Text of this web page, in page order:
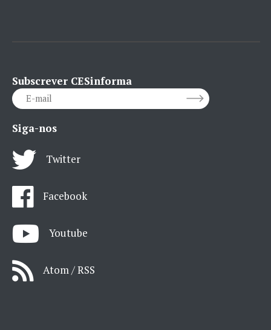
Subscrever CESinforma
Siga-nos
Twitter
Facebook
Youtube
Atom / RSS